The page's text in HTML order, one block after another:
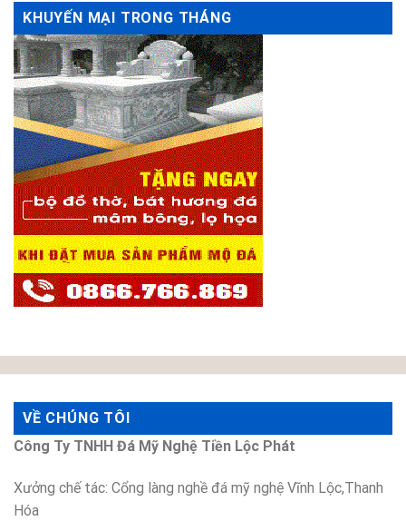
KHUYẾN MẠI TRONG THÁNG
VỀ CHÚNG TÔI
Công Ty TNHH Đá Mỹ Nghệ Tiền Lộc Phát
Xưởng chế tác: Cổng làng nghề đá mỹ nghệ Vĩnh Lộc,Thanh
Hóa